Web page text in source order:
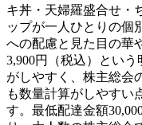
キ丼・天婦羅盛合せ・
ップが一人ひとりの個
への配慮と見た目の華
3,900円（税込）とい
がしやすく、株主総会
も数量計算がしやすい
す。最低配達金額